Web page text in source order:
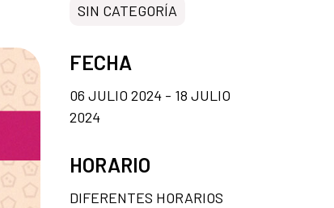
SIN CATEGORÍA
FECHA
06 JULIO 2024 - 18 JULIO
2024
HORARIO
DIFERENTES HORARIOS